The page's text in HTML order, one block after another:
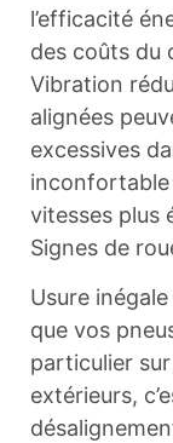
l’efficacité
des coûts du
Vibration
alignées
excessives
inconfortable
vitesses plus
Signes de
Usure
que vos
particulier
extérieurs,